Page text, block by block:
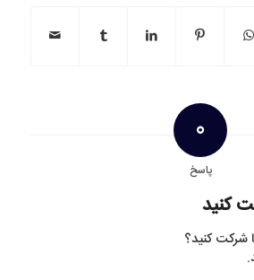
0
پاسخ
کنید
شرکت کنید؟